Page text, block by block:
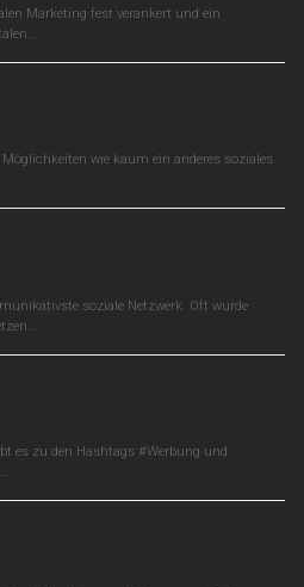
Marketing fest verankert und ein
wie kaum ein anderes soziales
soziale Netzwerk. Oft wurde
es zu den Hashtags #Werbung und